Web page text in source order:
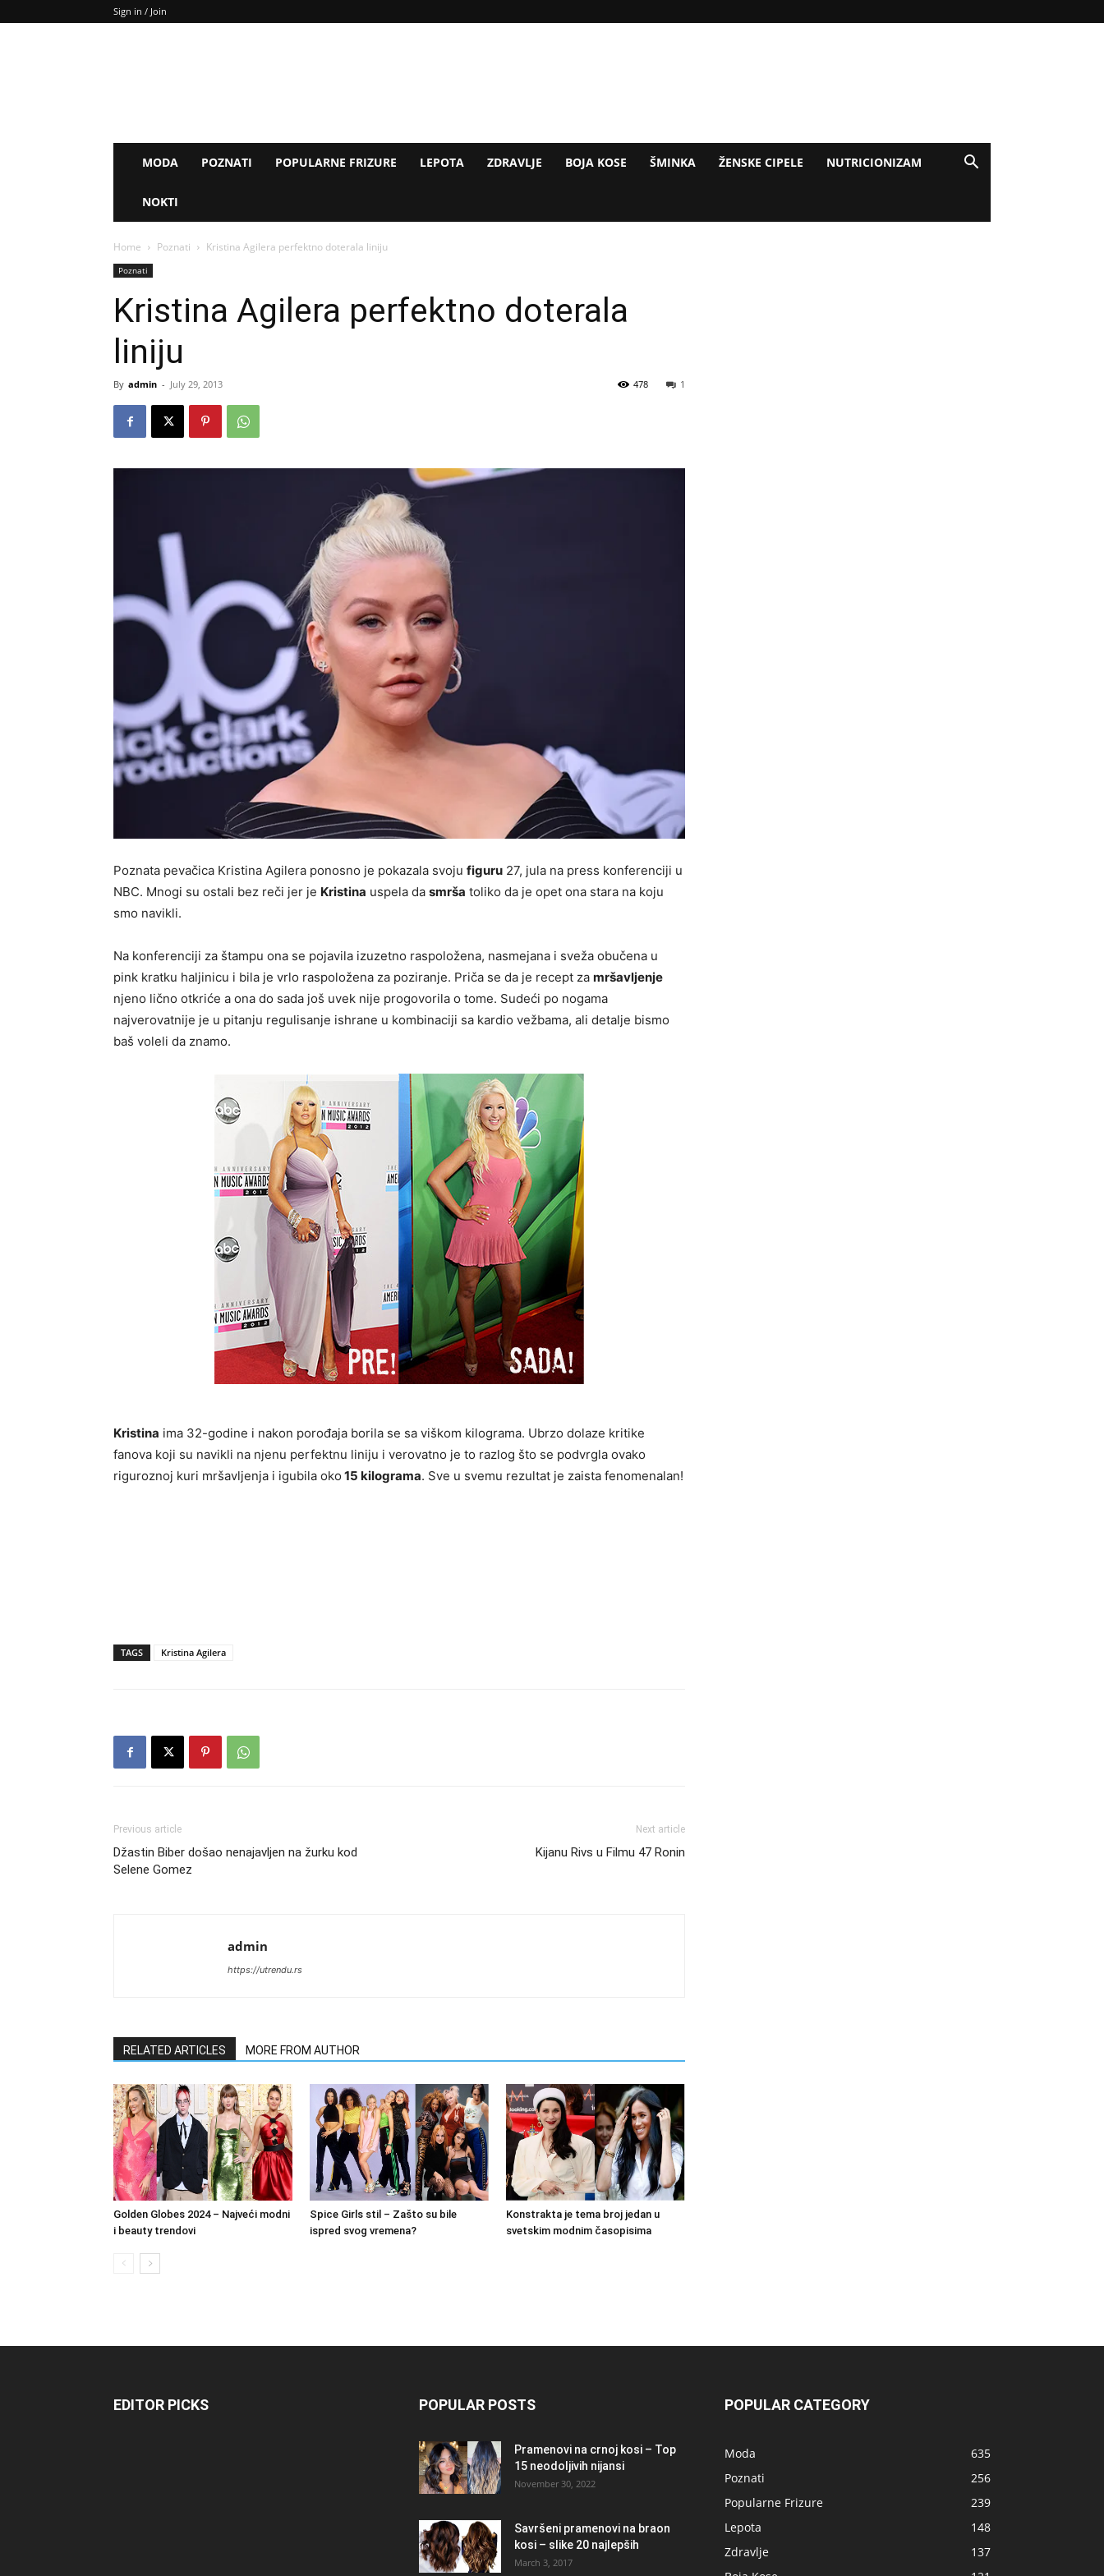
Sign in / Join
MODA POZNATI POPULARNE FRIZURE LEPOTA ZDRAVLJE BOJA KOSE ŠMINKA ŽENSKE CIPELE NUTRICIONIZAM
NOKTI
Home Poznati Kristina Agilera perfektno doterala liniju
Poznati
Kristina Agilera perfektno doterala
liniju
By admin - July 29, 2013 1
478
Poznata pevačica Kristina Agilera ponosno je pokazala svoju figuru 27, jula na press konferenciji u
NBC. Mnogi su ostali bez reči jer je Kristina uspela da smrša toliko da je opet ona stara na koju
smo navikli.
Na konferenciji za štampu ona se pojavila izuzetno raspoložena, nasmejana i sveža obučena u
pink kratku haljinicu i bila je vrlo raspoložena za poziranje. Priča se da je recept za mršavljenje
njeno lično otkriće a ona do sada još uvek nije progovorila o tome. Sudeći po nogama
najverovatnije je u pitanju regulisanje ishrane u kombinaciji sa kardio vežbama, ali detalje bismo
baš voleli da znamo.
Kristina ima 32-godine i nakon porođaja borila se sa viškom kilograma. Ubrzo dolaze kritike
fanova koji su navikli na njenu perfektnu liniju i verovatno je to razlog što se podvrgla ovako
riguroznoj kuri mršavljenja i igubila oko 15 kilograma. Sve u svemu rezultat je zaista fenomenalan!
TAGS Kristina Agilera
Previous article
Džastin Biber došao nenajavljen na žurku kod
Selene Gomez
Next article
Kijanu Rivs u Filmu 47 Ronin
admin
https://utrendu.rs
RELATED ARTICLES MORE FROM AUTHOR
Golden Globes 2024 – Najveći modni
i beauty trendovi
Spice Girls stil – Zašto su bile
ispred svog vremena?
Konstrakta je tema broj jedan u
svetskim modnim časopisima
EDITOR PICKS POPULAR POSTS
Pramenovi na crnoj kosi – Top
15 neodoljivih nijansi
November 30, 2022
Savršeni pramenovi na braon
kosi – slike 20 najlepših
March 3, 2017
POPULAR CATEGORY
Moda
635
Poznati
256
Popularne Frizure
239
Lepota
148
Zdravlje
137